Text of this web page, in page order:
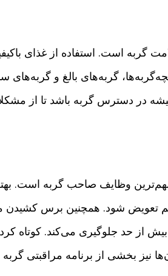
گربه است. استفاده از غذای
گربه‌های بالغ و گربه‌های
در دسترس گربه باشد تا از
وظایف صاحب گربه است.
تعویض شود. همچنین برس کشیدن
از حد جلوگیری می‌کند. کوتاه
نیز بخشی از برنامه مراقبتی